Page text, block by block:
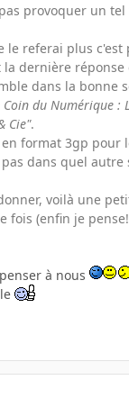
provoquer un
le referai plus c'est
dernière réponse
dans la bonne
Coin du Numérique :
Cie".
format 3gp pour
dans quel
voilà une
fois (enfin je
à nous